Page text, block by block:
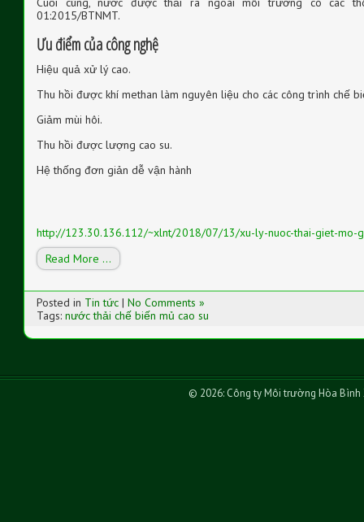
01:2015/BTNMT.
Ưu điểm của công nghệ
Hiệu quả xử lý cao.
Thu hồi được khí methan làm nguyên liệu cho các công trình chế
Giảm mùi hôi.
Thu hồi được lượng cao su.
Hệ thống đơn giản dễ vận hành
http://123.30.136.112/~xlnt/2018/07/13/xu-ly-nuoc-thai-giet-mo-
Read More …
Posted in Tin tức | No Comments »
Tags: nước thải chế biến mủ cao su
© 2026: Công ty Môi trường Hòa